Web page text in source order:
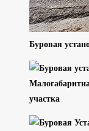
Буровая
участка